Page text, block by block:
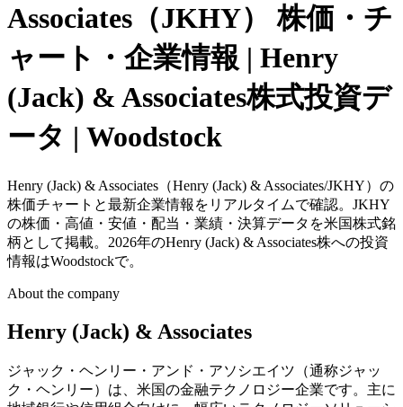
Associates（JKHY）
株価・チ
ャート・企業情報 | Henry
(Jack) & Associates株式投資デ
ータ | Woodstock
Henry (Jack) & Associates（Henry (Jack) & Associates/JKHY）の
株価チャートと最新企業情報をリアルタイムで確認。JKHY
の株価・高値・安値・配当・業績・決算データを米国株式銘
柄として掲載。2026年のHenry (Jack) & Associates株への投資
情報はWoodstockで。
About the company
Henry (Jack) & Associates
ジャック・ヘンリー・アンド・アソシエイツ（通称ジャッ
ク・ヘンリー）は、米国の金融テクノロジー企業です。主に